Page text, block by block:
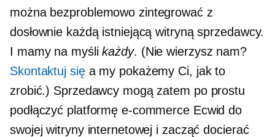
można bezproblemowo zintegrować z
dosłownie każdą istniejącą witryną sprzedawcy.
I mamy na myślikażdy. (Nie wierzysz nam?
Skontaktuj sięa my pokażemy Ci, jak to
zrobić.) Sprzedawcy mogą zatem po prostu
podłączyć platformę e-commerce Ecwid do
swojej witryny internetowej i zacząć docierać